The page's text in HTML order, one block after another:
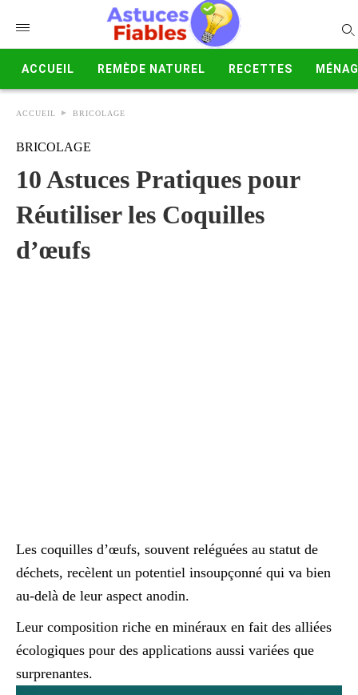
ACCUEIL REMÈDE NATUREL RECETTES
ACCUEIL BRICOLAGE
BRICOLAGE
10 Astuces Pratiques pour
Réutiliser les Coquilles
d’œufs
Les coquilles d’œufs, souvent reléguées au statut de
déchets, recèlent un potentiel insoupçonné qui va bien
au-delà de leur aspect anodin.
Leur composition riche en minéraux en fait des alliées
écologiques pour des applications aussi variées que
surprenantes.